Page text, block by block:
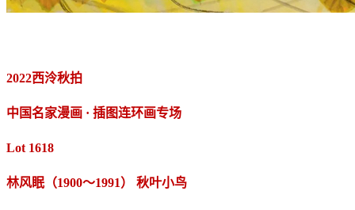
2022西泠秋拍
中国名家漫画 · 插图连环画专场
Lot 1618
林风眠（1900～1991） 秋叶小鸟